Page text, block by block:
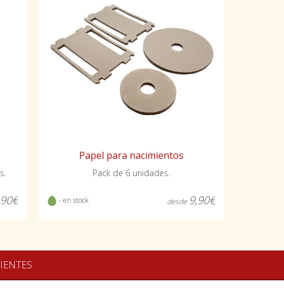
Papel para nacimientos
Pack de 6 unidades.
- en stock desde 9,90€